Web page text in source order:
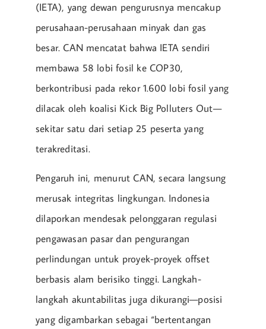
(IETA), yang dewan pengurusnya mencakup
perusahaan-perusahaan minyak dan gas
besar. CAN mencatat bahwa IETA sendiri
membawa 58 lobi fosil ke COP30,
berkontribusi pada rekor 1.600 lobi fosil yang
dilacak oleh koalisi Kick Big Polluters Out—
sekitar satu dari setiap 25 peserta yang
terakreditasi.
Pengaruh ini, menurut CAN, secara langsung
merusak integritas lingkungan. Indonesia
dilaporkan mendesak pelonggaran regulasi
pengawasan pasar dan pengurangan
perlindungan untuk proyek-proyek offset
berbasis alam berisiko tinggi. Langkah-
langkah akuntabilitas juga dikurangi—posisi
yang digambarkan sebagai “bertentangan